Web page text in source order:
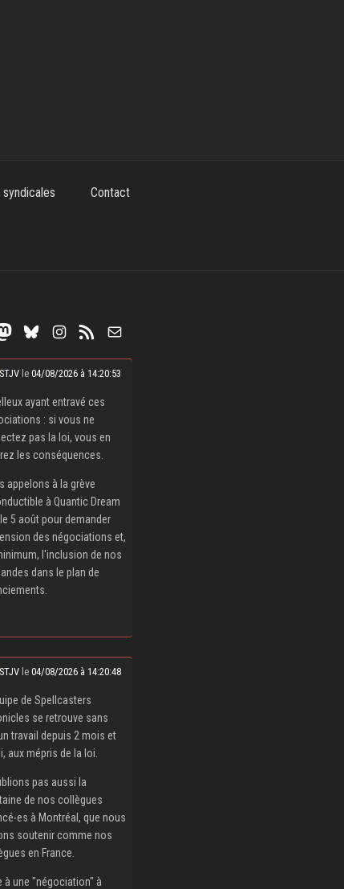
Contact
Bluesky Instagram Flux RSS E-mail
STJV le04/08/2026 à 14:20:53
ayant entravé ces
: si vous ne
pas la loi, vous en
les conséquences.
appelons à la grève
à Quantic Dream
5 août pour demander
des négociations et,
l'inclusion de nos
dans le plan de
STJV le04/08/2026 à 14:20:48
de Spellcasters
se retrouve sans
travail depuis 2 mois et
aux mépris de la loi.
pas aussi la
de nos collègues
à Montréal, que nous
soutenir comme nos
en France.
à une "négociation" à